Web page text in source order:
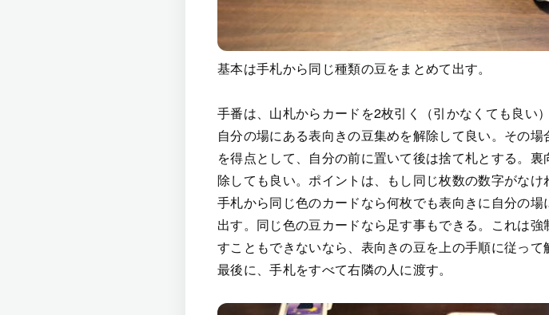
基本は手札から同じ種類の豆をまとめて出す。
手番は、山札からカードを2枚引く（引かなくても良い）
自分の場にある表向きの豆集めを解除して良い。その
を得点として、自分の前に置いて後は捨て札とする。
除しても良い。ポイントは、もし同じ枚数の数字がなけ
手札から同じ色のカードなら何枚でも表向きに自分の
出す。同じ色の豆カードなら足す事もできる。これは
すこともできないなら、表向きの豆を上の手順に従って
最後に、手札をすべて右隣の人に渡す。